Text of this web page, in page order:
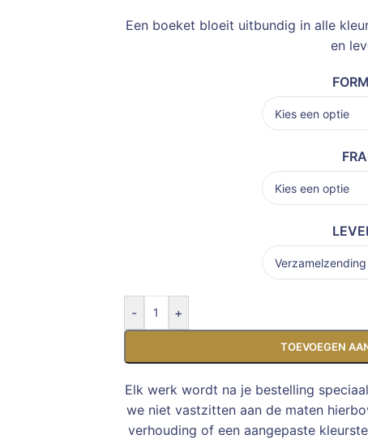
Een boeket bloeit uitbundig in alle
en
- +
TOEVOEGEN
Elk werk wordt na je bestelling
we niet vastzitten aan de maten
verhouding of een aangepaste